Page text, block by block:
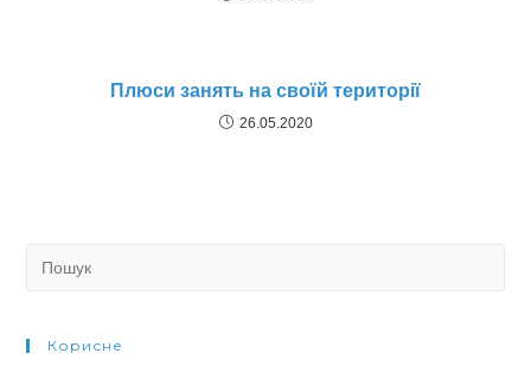
Плюси занять на своїй території
26.05.2020
Корисне